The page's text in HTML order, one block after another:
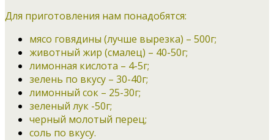
Для приготовления нам понадобятся:
мясо говядины (лучше вырезка) – 500г;
животный жир (смалец) – 40-50г;
лимонная кислота – 4-5г;
зелень по вкусу – 30-40г;
лимонный сок – 25-30г;
зеленый лук -50г;
черный молотый перец;
соль по вкусу.